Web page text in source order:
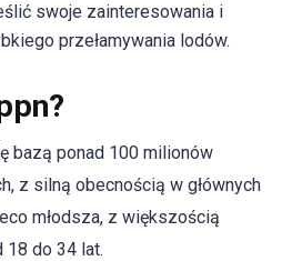
swoje zainteresowania i
przełamywania lodów.
bazą ponad 100 milionów
z silną obecnością w głównych
młodsza, z większością
18 do 34 lat.